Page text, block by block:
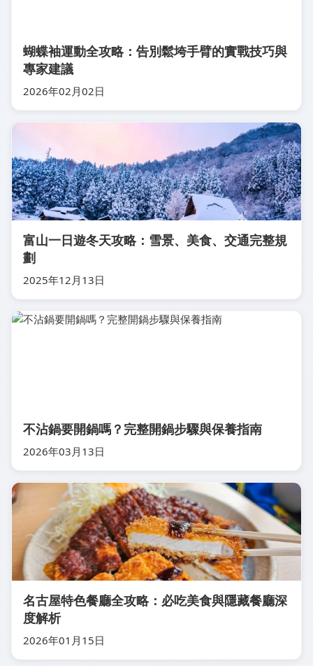
蝴蝶袖運動全攻略：告別鬆垮手臂的實戰技巧與
專家建議
2026年02月02日
富山一日遊冬天攻略：雪景、美食、交通完整規
劃
2025年12月13日
不沾鍋要開鍋嗎？完整開鍋步驟與保養指南
2026年03月13日
名古屋特色餐廳全攻略：必吃美食與隱藏餐廳深
度解析
2026年01月15日